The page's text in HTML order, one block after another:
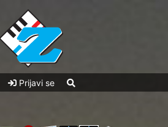
Prijavi se